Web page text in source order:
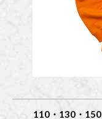
110・130・150